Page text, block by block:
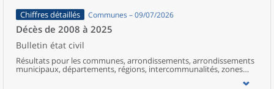
Chiffres détaillés Communes – 09/07/2026
Décès de 2008 à 2025
Bulletin état civil
Résultats pour les communes, arrondissements, arrondissements
municipaux, départements, régions, intercommunalités, zones
d’emploi, bassins de vie, unités urbaines et aires d’attraction des